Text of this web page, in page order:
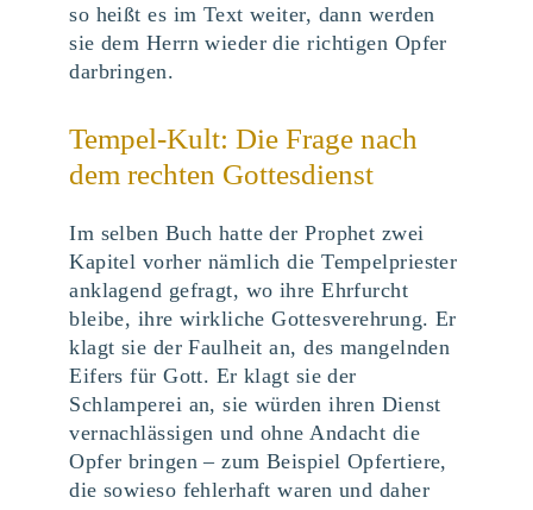
so heißt es im Text weiter, dann werden
sie dem Herrn wieder die richtigen Opfer
darbringen.
Tempel-Kult: Die Frage nach
dem rechten Gottesdienst
Im selben Buch hatte der Prophet zwei
Kapitel vorher nämlich die Tempelpriester
anklagend gefragt, wo ihre Ehrfurcht
bleibe, ihre wirkliche Gottesverehrung. Er
klagt sie der Faulheit an, des mangelnden
Eifers für Gott. Er klagt sie der
Schlamperei an, sie würden ihren Dienst
vernachlässigen und ohne Andacht die
Opfer bringen – zum Beispiel Opfertiere,
die sowieso fehlerhaft waren und daher